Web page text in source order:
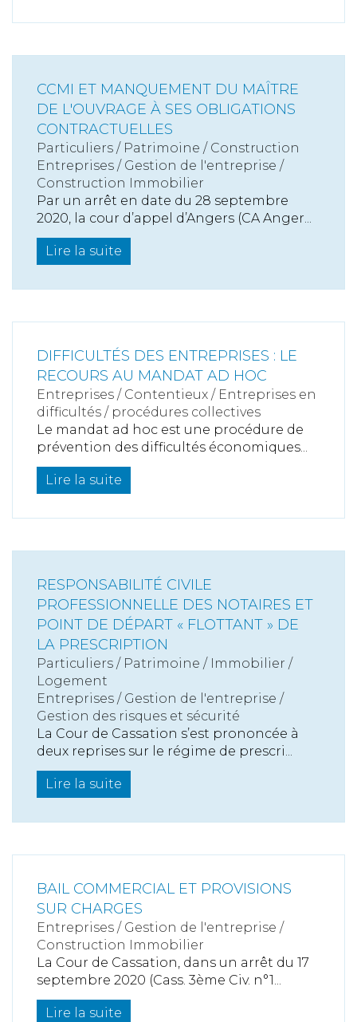
CCMI ET MANQUEMENT DU MAÎTRE
DE L'OUVRAGE À SES OBLIGATIONS
CONTRACTUELLES
Particuliers / Patrimoine / Construction
Entreprises / Gestion de l'entreprise /
Construction Immobilier
Par un arrêt en date du 28 septembre
2020, la cour d’appel d’Angers (CA Anger...
Lire la suite
DIFFICULTÉS DES ENTREPRISES : LE
RECOURS AU MANDAT AD HOC
Entreprises / Contentieux / Entreprises en
difficultés / procédures collectives
Le mandat ad hoc est une procédure de
prévention des difficultés économiques...
Lire la suite
RESPONSABILITÉ CIVILE
PROFESSIONNELLE DES NOTAIRES ET
POINT DE DÉPART « FLOTTANT » DE
LA PRESCRIPTION
Particuliers / Patrimoine / Immobilier /
Logement
Entreprises / Gestion de l'entreprise /
Gestion des risques et sécurité
La Cour de Cassation s’est prononcée à
deux reprises sur le régime de prescri...
Lire la suite
BAIL COMMERCIAL ET PROVISIONS
SUR CHARGES
Entreprises / Gestion de l'entreprise /
Construction Immobilier
La Cour de Cassation, dans un arrêt du 17
septembre 2020 (Cass. 3ème Civ. n°1...
Lire la suite